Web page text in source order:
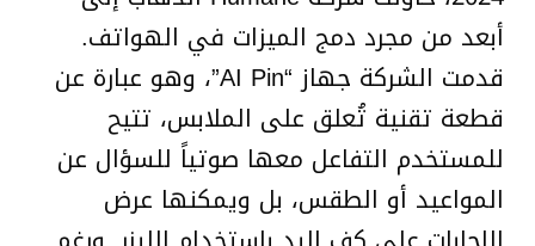
أبعد من مجرد دمج الميزات في الهواتف.
قدمت الشركة جهاز “AI Pin”، وهو عبارة عن
قطعة تقنية تُعلق على الملابس، تتيح
للمستخدم التفاعل معها صوتياً للسؤال عن
المواعيد أو الطقس، بل ويمكنها عرض